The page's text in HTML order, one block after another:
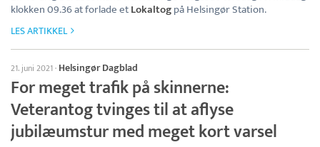
klokken 09.36 at forlade etLokaltogpå Helsingør Station.
LES ARTIKKEL
21. juni 2021· Helsingør Dagblad
For meget trafik på skinnerne:
Veterantog tvinges til at aflyse
jubilæumstur med meget kort varsel